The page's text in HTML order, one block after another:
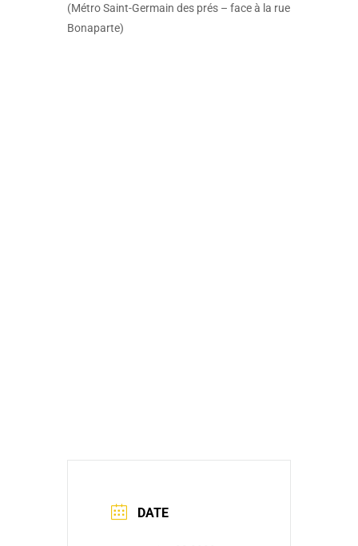
(Métro Saint-Germain des prés – face à la rue
Bonaparte)
DATE